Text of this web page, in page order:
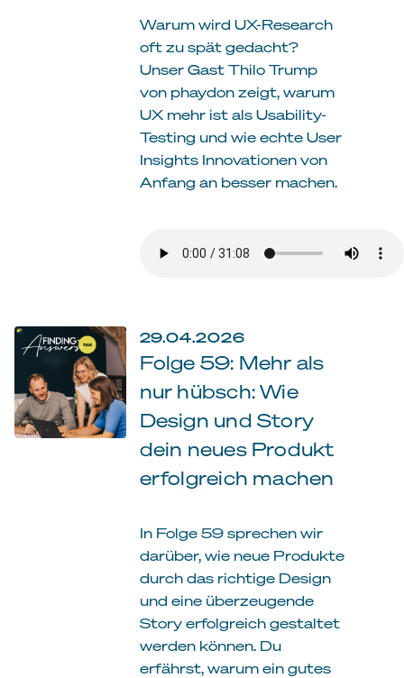
Warum wird UX-Research
oft zu spät gedacht?
Unser Gast Thilo Trump
von phaydon zeigt, warum
UX mehr ist als Usability-
Testing und wie echte User
Insights Innovationen von
Anfang an besser machen.
29.04.2026
Folge 59: Mehr als
nur hübsch: Wie
Design und Story
dein neues Produkt
erfolgreich machen
In Folge 59 sprechen wir
darüber, wie neue Produkte
durch das richtige Design
und eine überzeugende
Story erfolgreich gestaltet
werden können. Du
erfährst, warum ein gutes